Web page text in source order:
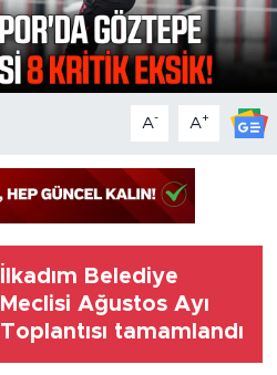
A- A+
İlkadım Belediye
Meclisi Ağustos Ayı
Toplantısı tamamlandı